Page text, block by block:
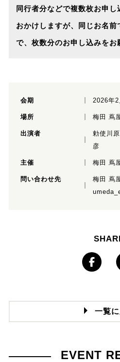
同行者分などで複数枚お申
おかけしますが、同じお名前
で、枚数分のお申し込みをお
会期 2026年
場所 梅田 蔦
出演者
勅使川
彦
主催 梅田 蔦
問い合わせ先
梅田 蔦
一覧
EVENT